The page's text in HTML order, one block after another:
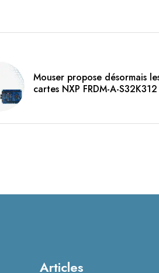
Mouser propose désormais
cartes NXP FRDM-A-S32K312
Articles